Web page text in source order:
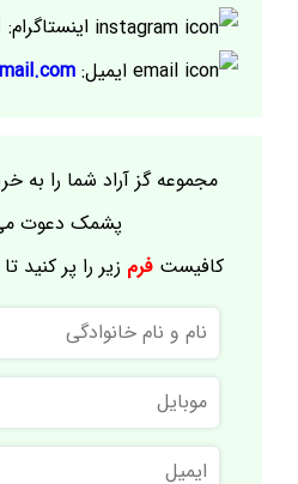
اینستاگرام:
ایمیل:
مجموعه گز آراد شما را به
پشمک دعوت
کافیستفرم زیر را پر کنید
نام
و
نام
خانوادگی
موبایل
ایمیل